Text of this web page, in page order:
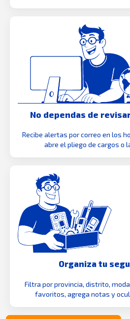
No dependas de
Recibe alertas por correo en los
abre el pliego de cargos o
Organiza tu
Filtra por provincia, distrito,
favoritos, agrega notas y